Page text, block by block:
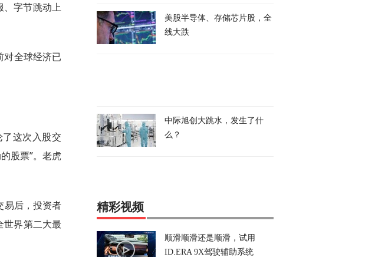
、字节跳动上
对全球经济已
这次入股交
股票”。老虎
易后，投资者
世界第二大最
美股半导体、存储芯片股，全
线大跌
中际旭创大跳水，发生了什
么？
精彩视频
顺滑顺滑还是顺滑，试用
ID.ERA 9X驾驶辅助系统